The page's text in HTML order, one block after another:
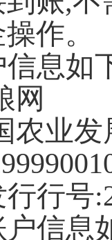
作。
息如
网
农业
行号
信息